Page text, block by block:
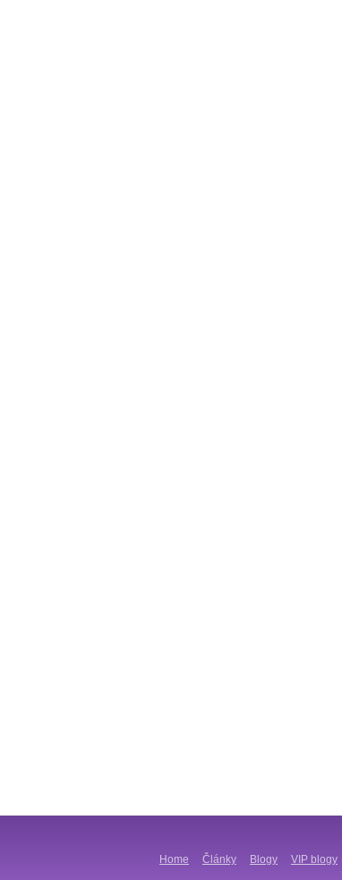
Home Články Blogy VIP blogy